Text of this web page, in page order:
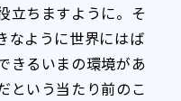
立ちますように。そ
なように世界にはば
きるいまの環境があ
という当たり前のこ